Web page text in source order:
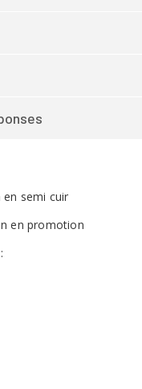
en semi cuir
en promotion